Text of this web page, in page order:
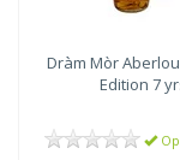
Dràm Mòr
Edition 7